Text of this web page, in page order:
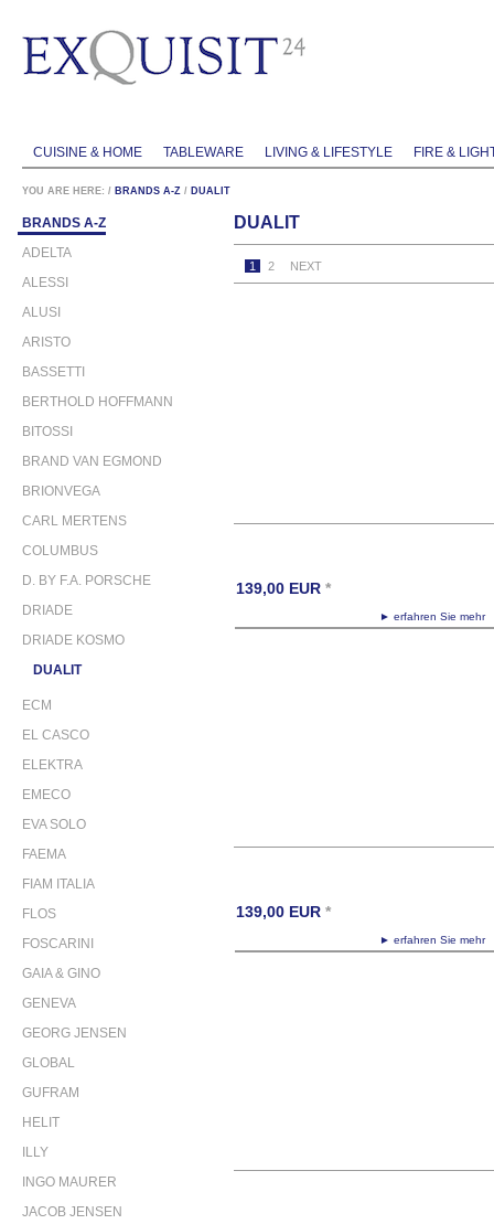
CUISINE & HOME TABLEWARE LIVING & LIFESTYLE FIRE &
YOU ARE HERE: / BRANDS A-Z / DUALIT
BRANDS A-Z
ADELTA
ALESSI
ALUSI
ARISTO
BASSETTI
BERTHOLD HOFFMANN
BITOSSI
BRAND VAN EGMOND
BRIONVEGA
CARL MERTENS
COLUMBUS
D. BY F.A. PORSCHE
DRIADE
DRIADE KOSMO
DUALIT
ECM
EL CASCO
ELEKTRA
EMECO
EVA SOLO
FAEMA
FIAM ITALIA
FLOS
FOSCARINI
GAIA & GINO
GENEVA
GEORG JENSEN
GLOBAL
GUFRAM
HELIT
ILLY
INGO MAURER
JACOB JENSEN
DUALIT
1 2 NEXT
► erfahren Sie
139,00 EUR *
► erfahren Sie
139,00 EUR *